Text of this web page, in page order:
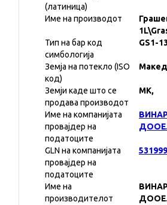
(латиница)
Име на производот
Тип на бар код
симбологија
GS1-
Земја на потекло (ISO
код)
Земји каде што се
продава производот
MK,
Име на компанијата
провајдер на
податоците
GLN на компанијата
провајдер на
податоците
Име на
производителот